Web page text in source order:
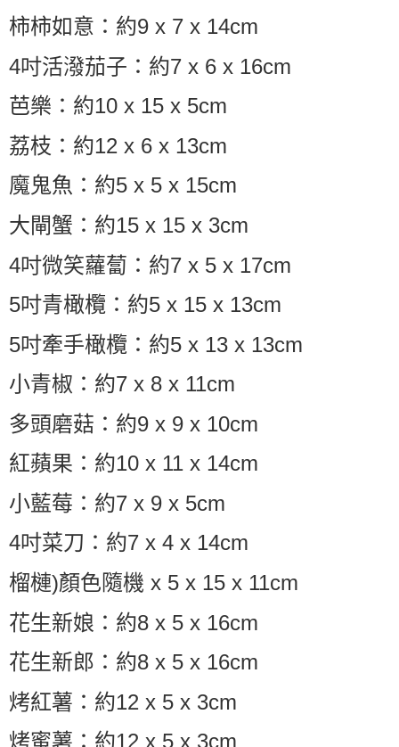
柿柿如意：約9 x 7 x 14cm
4吋活潑茄子：約7 x 6 x 16cm
芭樂：約10 x 15 x 5cm
荔枝：約12 x 6 x 13cm
魔鬼魚：約5 x 5 x 15cm
大閘蟹：約15 x 15 x 3cm
4吋微笑蘿蔔：約7 x 5 x 17cm
5吋青橄欖：約5 x 15 x 13cm
5吋牽手橄欖：約5 x 13 x 13cm
小青椒：約7 x 8 x 11cm
多頭磨菇：約9 x 9 x 10cm
紅蘋果：約10 x 11 x 14cm
小藍莓：約7 x 9 x 5cm
4吋菜刀：約7 x 4 x 14cm
榴槤)顏色隨機 x 5 x 15 x 11cm
花生新娘：約8 x 5 x 16cm
花生新郎：約8 x 5 x 16cm
烤紅薯：約12 x 5 x 3cm
烤蜜薯：約12 x 5 x 3cm